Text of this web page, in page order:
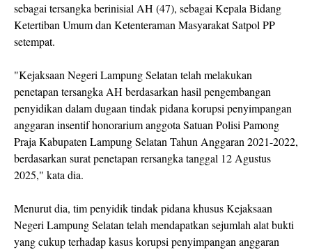
sebagai tersangka berinisial AH (47), sebagai Kepala Bidang
Ketertiban Umum dan Ketenteraman Masyarakat Satpol PP
setempat.
"Kejaksaan Negeri Lampung Selatan telah melakukan
penetapan tersangka AH berdasarkan hasil pengembangan
penyidikan dalam dugaan tindak pidana korupsi penyimpangan
anggaran insentif honorarium anggota Satuan Polisi Pamong
Praja Kabupaten Lampung Selatan Tahun Anggaran 2021-2022,
berdasarkan surat penetapan rersangka tanggal 12 Agustus
2025," kata dia.
Menurut dia, tim penyidik tindak pidana khusus Kejaksaan
Negeri Lampung Selatan telah mendapatkan sejumlah alat bukti
yang cukup terhadap kasus korupsi penyimpangan anggaran